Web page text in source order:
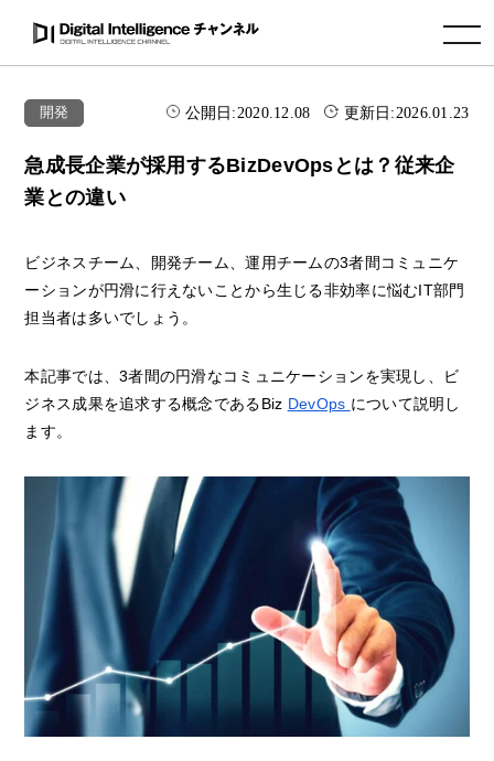
toggle navigation
開発 公開日:2020.12.08 更新日:2026.01.23
急成長企業が採用するBizDevOpsとは？従来企
業との違い
ビジネスチーム、開発チーム、運用チームの3者間コミュニケ
ーションが円滑に行えないことから生じる非効率に悩むIT部門
担当者は多いでしょう。
本記事では、3者間の円滑なコミュニケーションを実現し、ビ
ジネス成果を追求する概念であるBiz DevOps について説明し
ます。